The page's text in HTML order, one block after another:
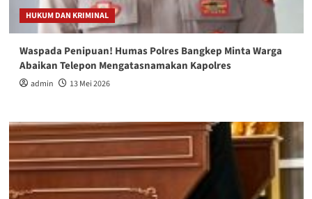
HUKUM DAN KRIMINAL
Waspada Penipuan! Humas Polres Bangkep Minta Warga
Abaikan Telepon Mengatasnamakan Kapolres
admin 13 Mei 2026